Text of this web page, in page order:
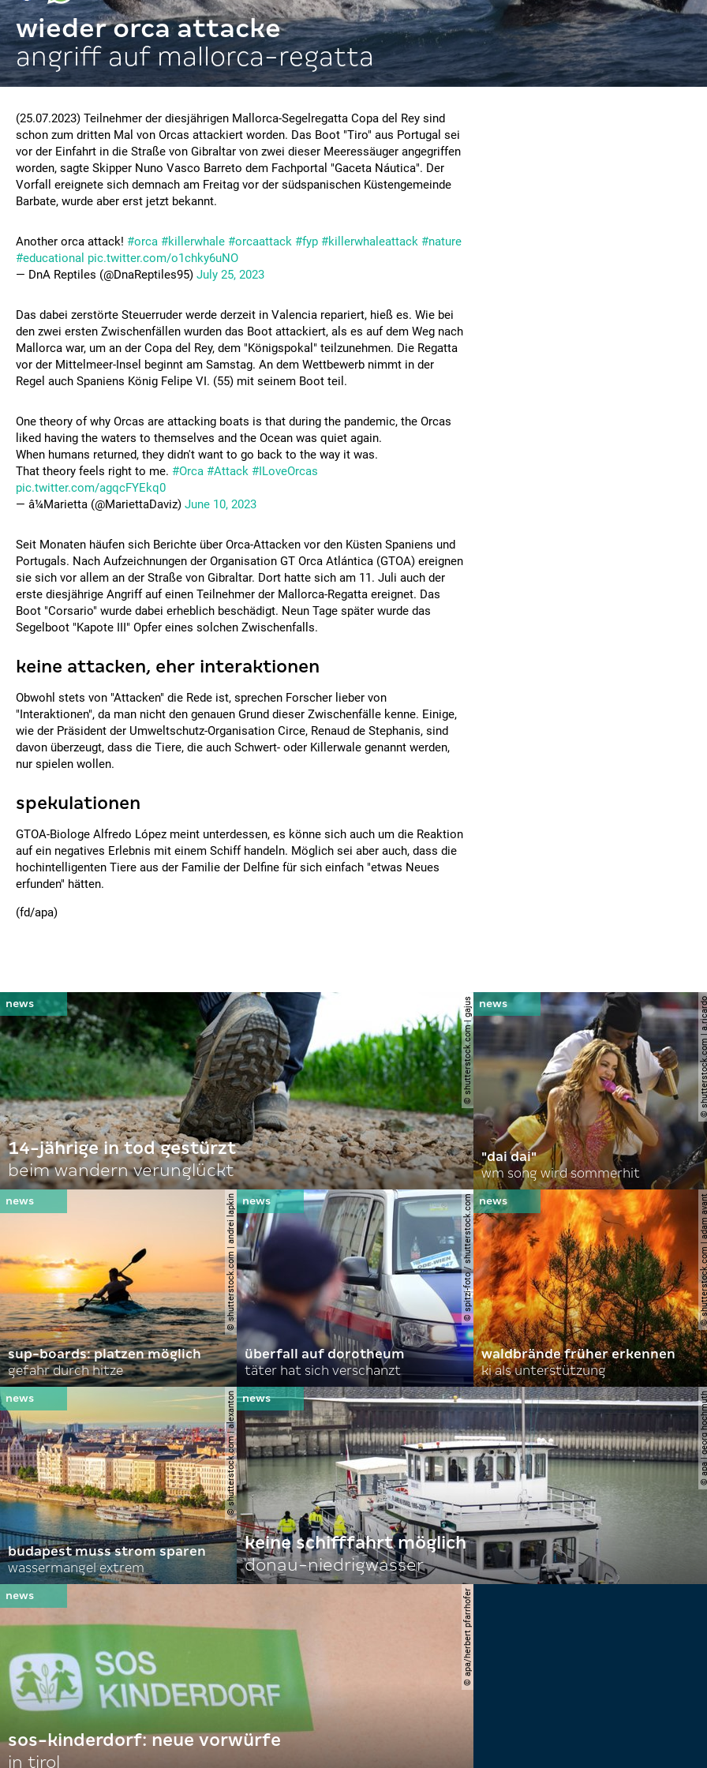
wieder orca attacke
angriff auf mallorca-regatta
(25.07.2023) Teilnehmer der diesjährigen Mallorca-Segelregatta Copa del Rey sind
schon zum dritten Mal von Orcas attackiert worden. Das Boot "Tiro" aus Portugal sei
vor der Einfahrt in die Straße von Gibraltar von zwei dieser Meeressäuger angegriffen
worden, sagte Skipper Nuno Vasco Barreto dem Fachportal "Gaceta Náutica". Der
Vorfall ereignete sich demnach am Freitag vor der südspanischen Küstengemeinde
Barbate, wurde aber erst jetzt bekannt.
Another orca attack! #orca #killerwhale #orcaattack #fyp #killerwhaleattack #nature
#educational pic.twitter.com/o1chky6uNO
— DnA Reptiles (@DnaReptiles95) July 25, 2023
Das dabei zerstörte Steuerruder werde derzeit in Valencia repariert, hieß es. Wie bei
den zwei ersten Zwischenfällen wurden das Boot attackiert, als es auf dem Weg nach
Mallorca war, um an der Copa del Rey, dem "Königspokal" teilzunehmen. Die Regatta
vor der Mittelmeer-Insel beginnt am Samstag. An dem Wettbewerb nimmt in der
Regel auch Spaniens König Felipe VI. (55) mit seinem Boot teil.
One theory of why Orcas are attacking boats is that during the pandemic, the Orcas
liked having the waters to themselves and the Ocean was quiet again.
When humans returned, they didn't want to go back to the way it was.
That theory feels right to me. #Orca #Attack #ILoveOrcas
pic.twitter.com/agqcFYEkq0
— â¼Marietta (@MariettaDaviz) June 10, 2023
Seit Monaten häufen sich Berichte über Orca-Attacken vor den Küsten Spaniens und
Portugals. Nach Aufzeichnungen der Organisation GT Orca Atlántica (GTOA) ereignen
sie sich vor allem an der Straße von Gibraltar. Dort hatte sich am 11. Juli auch der
erste diesjährige Angriff auf einen Teilnehmer der Mallorca-Regatta ereignet. Das
Boot "Corsario" wurde dabei erheblich beschädigt. Neun Tage später wurde das
Segelboot "Kapote III" Opfer eines solchen Zwischenfalls.
keine attacken, eher interaktionen
Obwohl stets von "Attacken" die Rede ist, sprechen Forscher lieber von
"Interaktionen", da man nicht den genauen Grund dieser Zwischenfälle kenne. Einige,
wie der Präsident der Umweltschutz-Organisation Circe, Renaud de Stephanis, sind
davon überzeugt, dass die Tiere, die auch Schwert- oder Killerwale genannt werden,
nur spielen wollen.
spekulationen
GTOA-Biologe Alfredo López meint unterdessen, es könne sich auch um die Reaktion
auf ein negatives Erlebnis mit einem Schiff handeln. Möglich sei aber auch, dass die
hochintelligenten Tiere aus der Familie der Delfine für sich einfach "etwas Neues
erfunden" hätten.
(fd/apa)
© shutterstock.com | gajus
14-jährige in tod gestürzt
beim wandern verunglückt
©
"dai dai"
wm song wird sommerhit
© shutterstock.com | andrei lapkin
sup-boards: platzen möglich
gefahr durch hitze
© spitzi-foto / shutterstock.com
überfall auf dorotheum
täter hat sich verschanzt
©
waldbrände früher erkennen
ki als unterstützung
© shutterstock.com | alexanton
budapest muss strom sparen
wassermangel extrem
© apa |
keine schifffahrt möglich
donau-niedrigwasser
© apa/herbert pfarrhofer
sos-kinderdorf: neue vorwürfe
in tirol